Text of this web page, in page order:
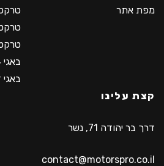
מפת אתר
טרקטורון
באגי 4 מקומות
באגי
קצת עלינו
דרך בר יהודה 71, נשר
contact@motorspro.co.il